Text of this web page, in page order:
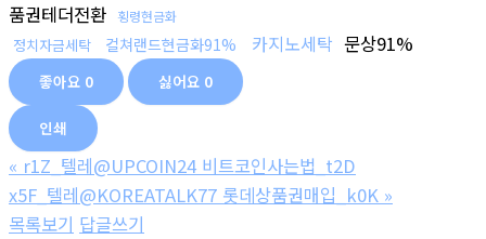
품권테더전환
횡령현금화
정치자금세탁 컬쳐랜드현금화91% 카지노세탁 문상91%
좋아요 0 싫어요 0
인쇄
« r1Z_텔레@UPCOIN24 비트코인사는법_t2D
x5F_텔레@KOREATALK77 롯데상품권매입_k0K »
목록보기 답글쓰기